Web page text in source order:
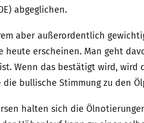
abgeglichen.
aber außerordentlich
heute erscheinen. Man geht
Wenn das bestätigt wird, wird
die bullische Stimmung zu den
halten sich die